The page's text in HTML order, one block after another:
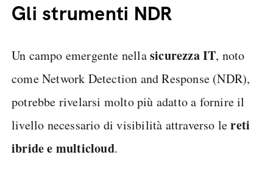
Gli strumenti NDR
Un campo emergente nellasicurezza IT, noto
come Network Detection and Response (NDR),
potrebbe rivelarsi molto più adatto a fornire il
livello necessario di visibilità attraverso lereti
ibride e multicloud.